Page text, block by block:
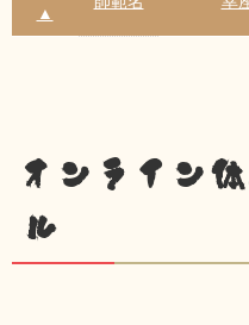
▲
オンライン
ル